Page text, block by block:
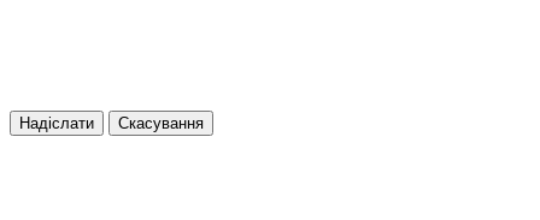
Надіслати Скасування